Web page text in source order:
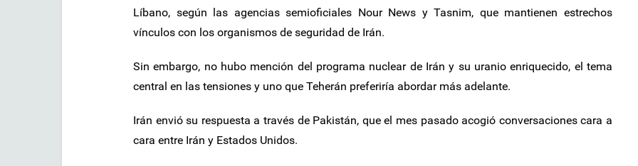
Líbano, según las agencias semioficiales Nour News y Tasnim, que mantienen estrechos
vínculos con los organismos de seguridad de Irán.
Sin embargo, no hubo mención del programa nuclear de Irán y su uranio enriquecido, el tema
central en las tensiones y uno que Teherán preferiría abordar más adelante.
Irán envió su respuesta a través de Pakistán, que el mes pasado acogió conversaciones cara a
cara entre Irán y Estados Unidos.